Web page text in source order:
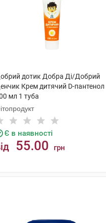
дотик Добра Ді/Добрий
Крем дитячий D-пантенол
мл 1 туба
Є в наявності
55.00 грн